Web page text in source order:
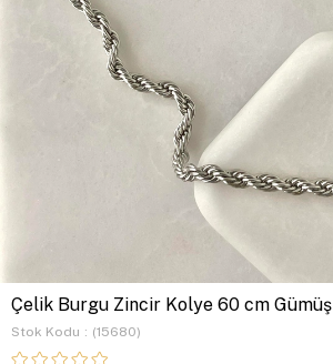
Çelik Burgu Zincir Kolye 60 cm Gümüş
Stok Kodu (15680)